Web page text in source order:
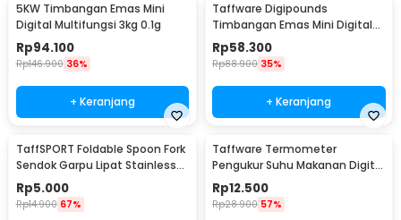
5KW Timbangan Emas Mini
Digital Multifungsi 3kg 0.1g
Rp94.100
Rp146.900 36%
+ Keranjang
Taffware Digipounds
Timbangan Emas Mini Digital
Multifungsi 500g 0.1g - EK518
Rp58.300
Rp88.900 35%
+ Keranjang
TaffSPORT Foldable Spoon Fork
Sendok Garpu Lipat Stainless
Steel 410 - SVGF2
Rp5.000
Rp14.900 67%
Taffware Termometer
Pengukur Suhu Makanan Digital
Daging Kopi Susu - TP101
Rp12.500
Rp28.900 57%